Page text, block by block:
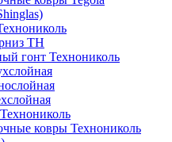
ТН
гонт Технониколь
ковры Технониколь